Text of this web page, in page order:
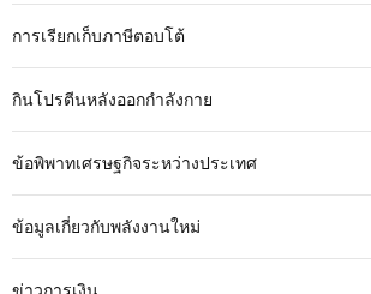
การเรียกเก็บภาษีตอบโต้
กินโปรตีนหลังออกกำลังกาย
ข้อพิพาทเศรษฐกิจระหว่างประเทศ
ข้อมูลเกี่ยวกับพลังงานใหม่
ข่าวการเงิน